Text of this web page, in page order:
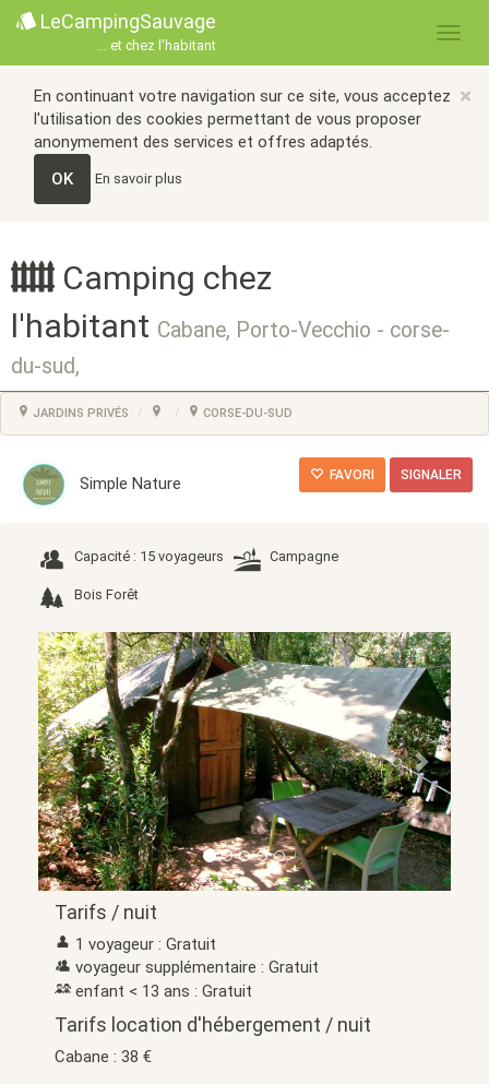
LeCampingSauvage
... et chez l'habitant
×
En continuant votre navigation sur ce site, vous acceptez
l'utilisation des cookies permettant de vous proposer
anonymement des services et offres adaptés.
OK
En savoir plus
Camping chez
l'habitant Cabane, Porto-Vecchio - corse-
du-sud,
JARDINS PRIVÉS CORSE-DU-SUD
Simple Nature FAVORI SIGNALER
Capacité : 15 voyageurs Campagne
Bois Forêt
Précédent Suivant
Tarifs / nuit
1 voyageur : Gratuit
voyageur supplémentaire : Gratuit
enfant < 13 ans : Gratuit
Tarifs location d'hébergement / nuit
Cabane : 38 €